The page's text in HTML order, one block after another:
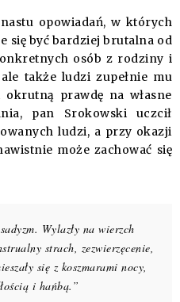
opowiadań, w których
się być bardziej brutalna od
osób z rodziny i
także ludzi zupełnie mu
prawdę na własne
pan Srokowski uczcił
ludzi, a przy okazji
może zachować się
Wylazły na wierzch
strach, zezwierzęcenie,
się z koszmarami nocy,
i hańbą.”